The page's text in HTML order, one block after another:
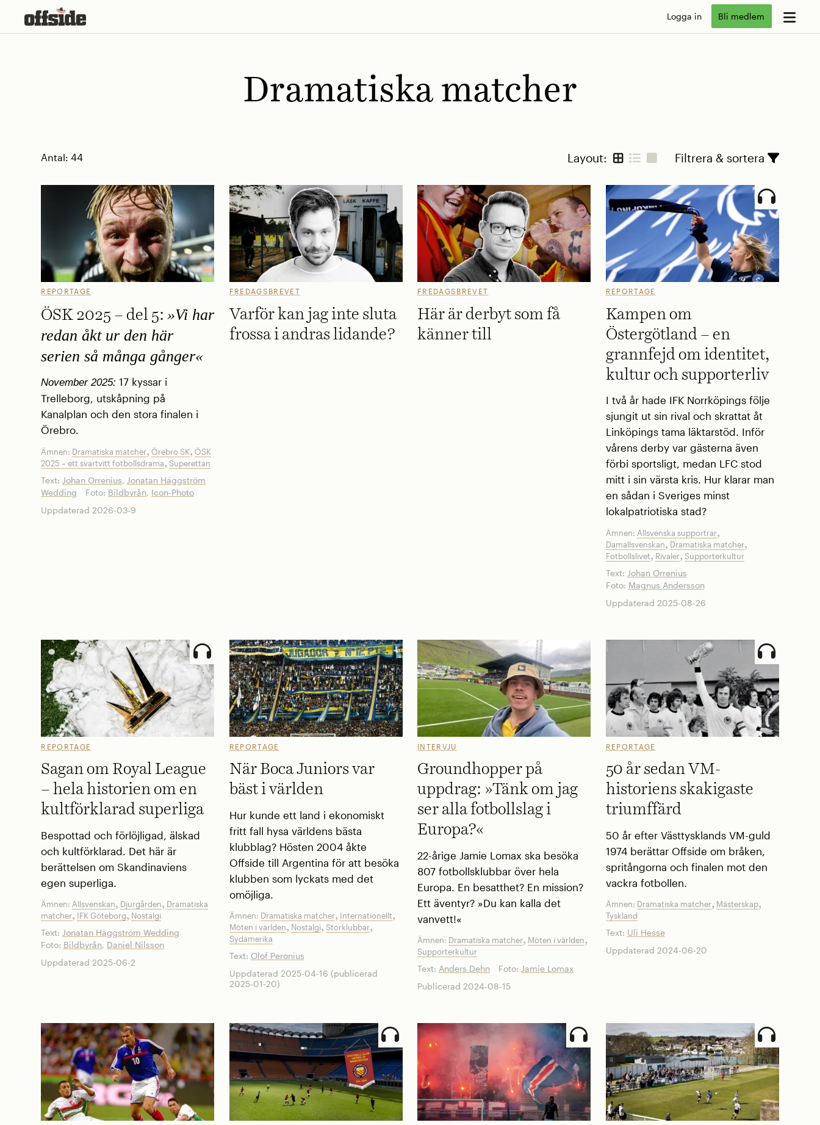
Logga in Bli medlem
Dramatiska matcher
Antal:44 Layout: Filtrera & sortera
REPORTAGE
ÖSK 2025 – del 5:»Vi har
redan åkt ur den här
serien så många gånger«
November 2025: 17 kyssar i
Trelleborg, utskåpning på
Kanalplan och den stora finalen i
Örebro.
Ämnen: Dramatiska matcher,Örebro SK,ÖSK
2025 – ett svartvitt fotbollsdrama,Superettan
Text: Johan Orrenius, Jonatan Häggström
Wedding
Foto: Bildbyrån, Icon-Photo
Uppdaterad 2026-03-9
FREDAGSBREVET
Varför kan jag inte sluta
frossa i andras lidande?
FREDAGSBREVET
Här är derbyt som få
känner till
REPORTAGE
Kampen om
Östergötland – en
grannfejd om identitet,
kultur och supporterliv
I två år hade IFK Norrköpings följe
sjungit ut sin rival och skrattat åt
Linköpings tama läktarstöd. Inför
vårens derby var gästerna även
förbi sportsligt, medan LFC stod
mitt i sin värsta kris. Hur klarar man
en sådan i Sveriges minst
lokalpatriotiska stad?
Ämnen: Allsvenska supportrar,
Damallsvenskan, Dramatiska matcher,
Fotbollslivet, Rivaler, Supporterkultur
Text: Johan Orrenius
Foto: Magnus Andersson
Uppdaterad 2025-08-26
REPORTAGE
Sagan om Royal League
– hela historien om en
kultförklarad superliga
Bespottad och förlöjligad, älskad
och kultförklarad. Det här är
berättelsen om Skandinaviens
egen superliga.
Ämnen:Allsvenskan, Djurgården, Dramatiska
matcher, IFK Göteborg, Nostalgi
Text: Jonatan Häggström Wedding
Foto: Bildbyrån, Daniel Nilsson
Uppdaterad 2025-06-2
REPORTAGE
När Boca Juniors var
bäst i världen
Hur kunde ett land i ekonomiskt
fritt fall hysa världens bästa
klubblag? Hösten 2004 åkte
Offside till Argentina för att besöka
klubben som lyckats med det
omöjliga.
Ämnen: Dramatiska matcher, Internationellt,
Möten i världen, Nostalgi, Storklubbar,
Sydamerika
Text: Olof Peronius
Uppdaterad 2025-04-16 (publicerad
2025-01-20)
INTERVJU
Groundhopper på
uppdrag: »Tänk om jag
ser alla fotbollslag i
Europa?«
22-årige Jamie Lomax ska besöka
807 fotbollsklubbar över hela
Europa. En besatthet? En mission?
Ett äventyr? »Du kan kalla det
vanvett!«
Ämnen: Dramatiska matcher, Möten i världen,
Supporterkultur
Text: Anders Dehn Foto: Jamie Lomax
Publicerad 2024-08-15
REPORTAGE
50 år sedan VM-
historiens skakigaste
triumffärd
50 år efter Västtysklands VM-guld
1974 berättar Offside om bråken,
spritångorna och finalen mot den
vackra fotbollen.
Ämnen: Dramatiska matcher, Mästerskap,
Tyskland
Text: Uli Hesse
Uppdaterad 2024-06-20